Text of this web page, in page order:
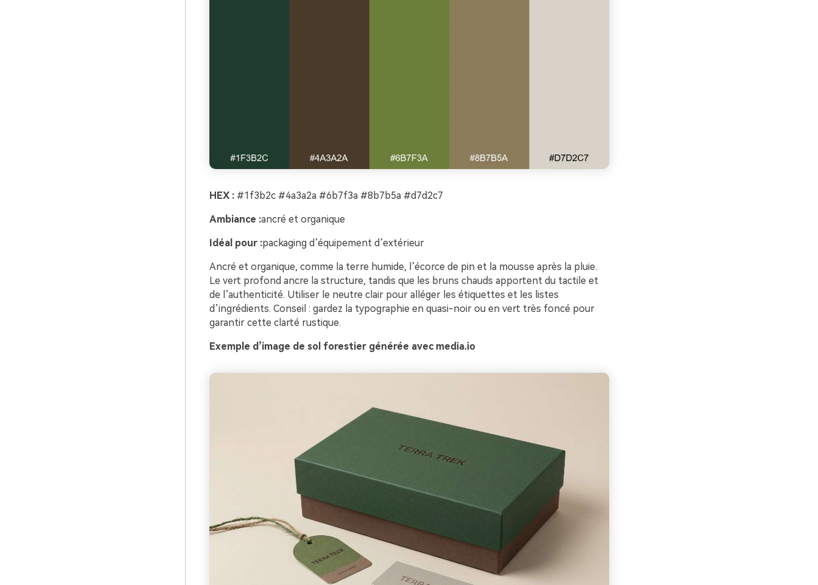
HEX :#1f3b2c #4a3a2a #6b7f3a #8b7b5a #d7d2c7
Ambiance :ancré et organique
Idéal pour :packaging d’équipement d’extérieur
Ancré et organique, comme la terre humide, l’écorce de pin et la mousse après la pluie.
Le vert profond ancre la structure, tandis que les bruns chauds apportent du tactile et
de l’authenticité. Utiliser le neutre clair pour alléger les étiquettes et les listes
d’ingrédients. Conseil : gardez la typographie en quasi-noir ou en vert très foncé pour
garantir cette clarté rustique.
Exemple d’image de sol forestier générée avec media.io